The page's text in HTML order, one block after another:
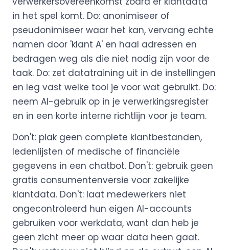
in het spel komt. Do: anonimiseer of
pseudonimiseer waar het kan, vervang echte
namen door 'klant A' en haal adressen en
bedragen weg als die niet nodig zijn voor de
taak. Do: zet datatraining uit in de instellingen
en leg vast welke tool je voor wat gebruikt. Do:
neem AI-gebruik op in je verwerkingsregister
en in een korte interne richtlijn voor je team.
Don't: plak geen complete klantbestanden,
ledenlijsten of medische of financiële
gegevens in een chatbot. Don't: gebruik geen
gratis consumentenversie voor zakelijke
klantdata. Don't: laat medewerkers niet
ongecontroleerd hun eigen AI-accounts
gebruiken voor werkdata, want dan heb je
geen zicht meer op waar data heen gaat.